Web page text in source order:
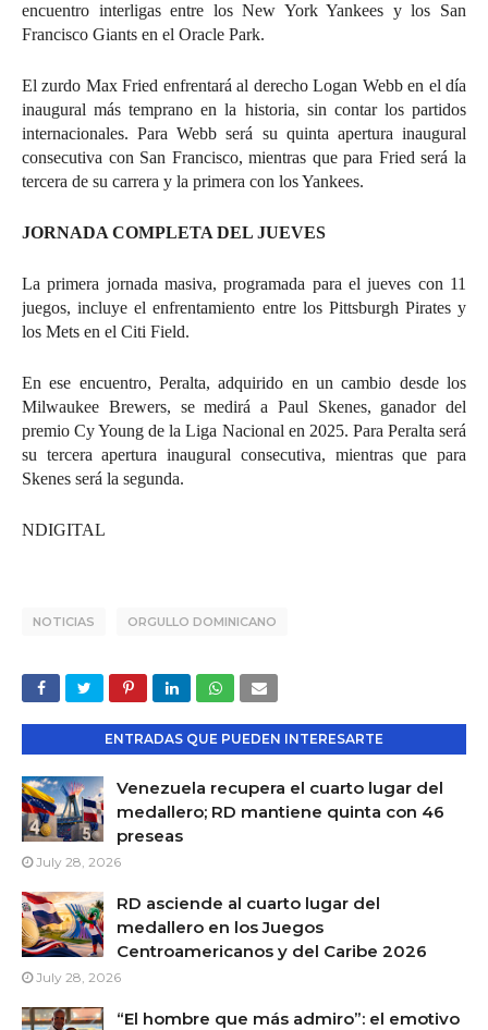
encuentro interligas entre los New York Yankees y los San
Francisco Giants en el Oracle Park.
El zurdo Max Fried enfrentará al derecho Logan Webb en el día
inaugural más temprano en la historia, sin contar los partidos
internacionales. Para Webb será su quinta apertura inaugural
consecutiva con San Francisco, mientras que para Fried será la
tercera de su carrera y la primera con los Yankees.
JORNADA COMPLETA DEL JUEVES
La primera jornada masiva, programada para el jueves con 11
juegos, incluye el enfrentamiento entre los Pittsburgh Pirates y
los Mets en el Citi Field.
En ese encuentro, Peralta, adquirido en un cambio desde los
Milwaukee Brewers, se medirá a Paul Skenes, ganador del
premio Cy Young de la Liga Nacional en 2025. Para Peralta será
su tercera apertura inaugural consecutiva, mientras que para
Skenes será la segunda.
NDIGITAL
NOTICIAS ORGULLO DOMINICANO
ENTRADAS QUE PUEDEN INTERESARTE
Venezuela recupera el cuarto lugar del
medallero; RD mantiene quinta con 46
preseas
July 28, 2026
RD asciende al cuarto lugar del
medallero en los Juegos
Centroamericanos y del Caribe 2026
July 28, 2026
“El hombre que más admiro”: el emotivo